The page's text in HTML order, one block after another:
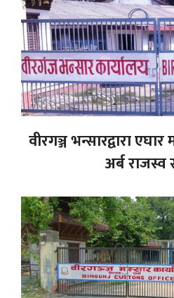
वीरगञ्ज भन्सारद्वारा
अर्ब राजस्व